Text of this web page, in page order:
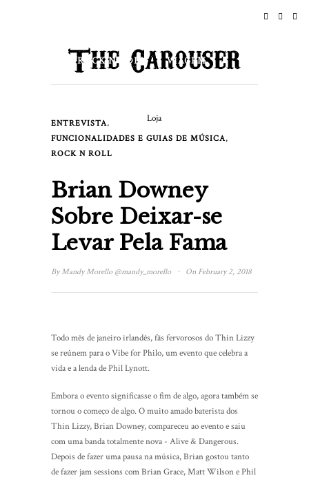
ROCK N ROLL VIAGEM
Loja
ENTREVISTA,
FUNCIONALIDADES E GUIAS DE MÚSICA,
ROCK N ROLL
Brian Downey
Sobre Deixar-se
Levar Pela Fama
ByMandy Morello @mandy_morello · On February 2, 2018
Todo mês de janeiro irlandês, fãs fervorosos do Thin Lizzy
se reúnem para o Vibe for Philo, um evento que celebra a
vida e a lenda de Phil Lynott.
Embora o evento significasse o fim de algo, agora também se
tornou o começo de algo. O muito amado baterista dos
Thin Lizzy, Brian Downey, compareceu ao evento e saiu
com uma banda totalmente nova - Alive & Dangerous.
Depois de fazer uma pausa na música, Brian gostou tanto
de fazer jam sessions com Brian Grace, Matt Wilson e Phil